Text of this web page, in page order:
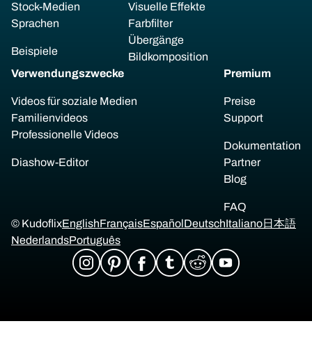
Stock-Medien
Sprachen
Beispiele
Visuelle Effekte
Farbfilter
Übergänge
Bildkomposition
Verwendungszwecke
Videos für soziale Medien
Familienvideos
Professionelle Videos
Diashow-Editor
Premium
Preise
Support
Dokumentation
Partner
Blog
FAQ
© KudoflixEnglishFrançaisEspañolDeutschItaliano日本語
NederlandsPortuguês